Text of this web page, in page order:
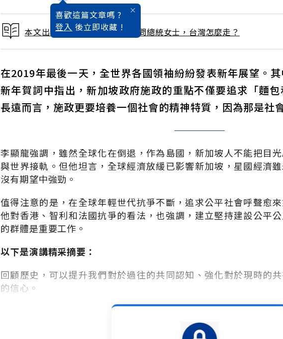
喜歡這篇文章嗎 ?
登入 後立即收藏 !
本文出自 2020 / 2月號雜誌 請問總統女士，台灣怎麼走？
在2019年最後一天，全世界各國領袖紛紛發表新年展望。
新年賀詞中指出，新加坡政府施政的重點不僅要追求「麵包
長遠而言，施政更要培養一個社會的精神特質，因為那是社
李顯龍強調，雖然全球化在倒退，作為島國，新加坡人不能把目
與世界接軌。但他坦言，全球經濟放緩已影響新加坡，星國經濟
沒有期望中強勁。
值得注意的是，在全球年輕世代抗爭不斷，追求公平社會呼聲愈
他對香港、智利和法國抗爭的看法，也強調，建立堅持建設公平
的群體是重要工作。
以下是演講精采摘要：
回顧歷史，可以提升我們對於過往的共同認知、強化對於現時的
的信心。